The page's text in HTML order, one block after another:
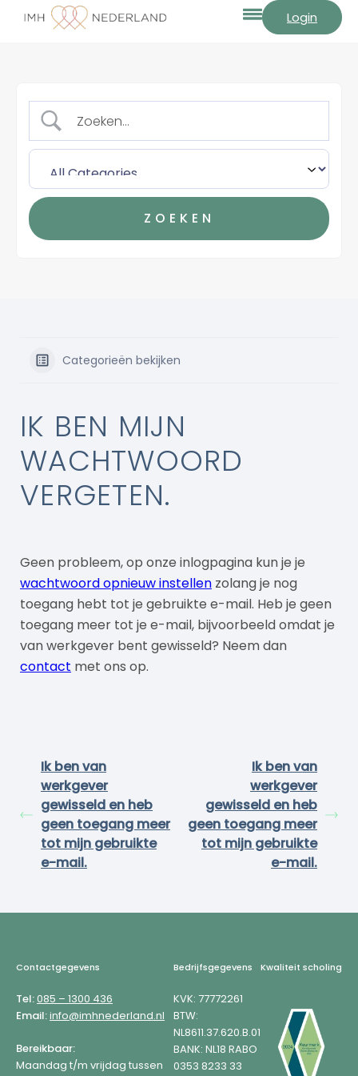
Login
Categorieën bekijken
IK BEN MIJN
WACHTWOORD
VERGETEN.
Geen probleem, op onze inlogpagina kun je je
wachtwoord opnieuw instellen zolang je nog
toegang hebt tot je gebruikte e-mail. Heb je geen
toegang meer tot je e-mail, bijvoorbeeld omdat je
van werkgever bent gewisseld? Neem dan
contact met ons op.
Ik ben van
werkgever
gewisseld en heb
geen toegang meer
tot mijn gebruikte
e-mail.
Ik ben van
werkgever
gewisseld en heb
geen toegang meer
tot mijn gebruikte
e-mail.
Footer
Contactgegevens
Tel:085 – 1300 436
Email:info@imhnederland.nl
Bereikbaar:
Maandag t/m vrijdag tussen
Bedrijfsgegevens
KVK: 77772261
BTW:
NL8611.37.620.B.01
BANK: NL18 RABO
0353 8233 33
Kwaliteit scholing